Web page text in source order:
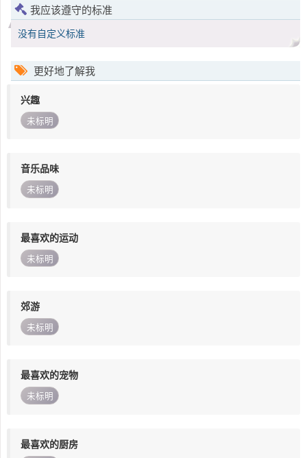
我应该遵守的标准
没有自定义标准
更好地了解我
兴趣
未标明
音乐品味
未标明
最喜欢的运动
未标明
郊游
未标明
最喜欢的宠物
未标明
最喜欢的厨房